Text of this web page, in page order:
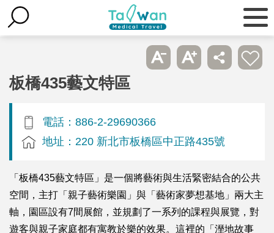
板橋435藝文特區
電話：886-2-29690366
地址：220 新北市板橋區中正路435號
「板橋435藝文特區」是一個將藝術與生活緊密結合的公共
空間，主打「親子藝術樂園」與「藝術家夢想基地」兩大主
軸，園區設有7間展館，並規劃了一系列的課程與展覽，對
遊客與親子家庭都有寓教於樂的效果。這裡的「溼地故事